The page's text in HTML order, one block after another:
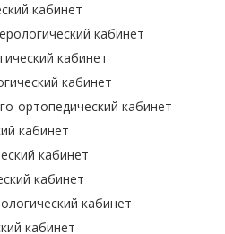
кабинет
кабинет
кабинет
кабинет
ортопедический кабинет
кабинет
кабинет
кабинет
кабинет
кабинет